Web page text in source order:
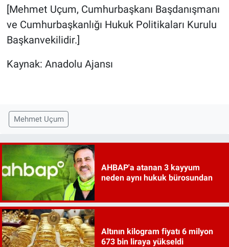
[Mehmet Uçum, Cumhurbaşkanı Başdanışmanı
ve Cumhurbaşkanlığı Hukuk Politikaları Kurulu
Başkanvekilidir.]
Kaynak: Anadolu Ajansı
Mehmet Uçum
AHBAP'a atanan 3 kayyum
neden aynı hukuk bürosundan
Altının kilogram fiyatı 6 milyon
673 bin liraya yükseldi